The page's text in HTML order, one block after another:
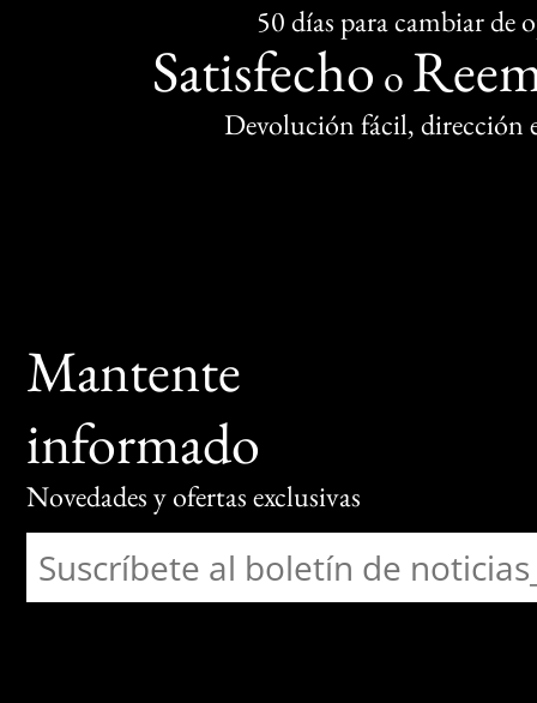
50 días para cambiar de
Satisfecho o
Devolución fácil, dirección
Mantente
informado
Novedades y ofertas exclusivas